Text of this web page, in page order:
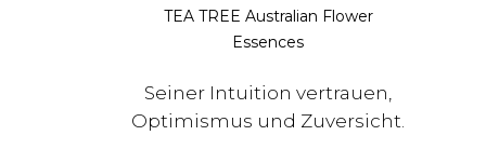
TEA TREE Australian Flower
Essences
Seiner Intuition vertrauen,
Optimismus und Zuversicht.